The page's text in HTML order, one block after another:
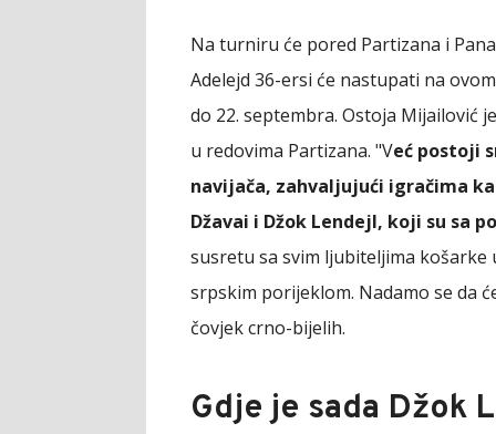
Na turniru će pored Partizana i
Adelejd 36-ersi će nastupati na
do 22. septembra. Ostoja Mijailović
u redovima Partizana. "Već postoji
navijača, zahvaljujući igračima
Džavai i Džok Lendejl, koji su sa
susretu sa svim ljubiteljima košarke
srpskim porijeklom. Nadamo se da
čovjek crno-bijelih.
Gdje je sada Džok